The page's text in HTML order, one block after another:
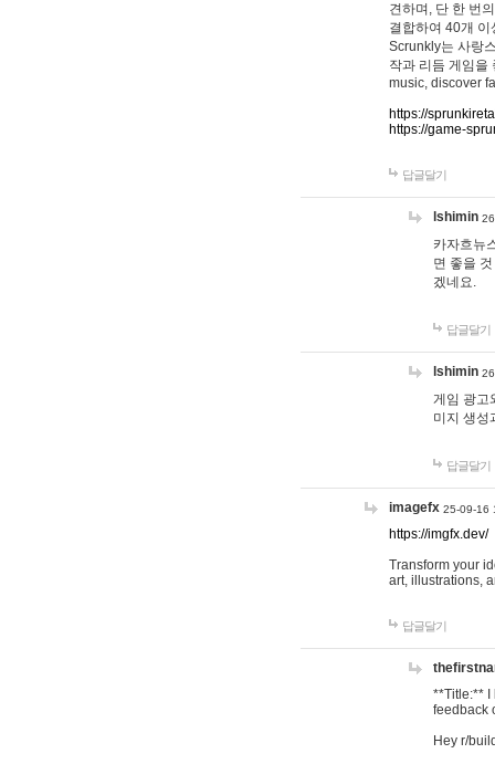
견하며, 단 한 번
결합하여 40개
Scrunkly는 사랑
작과 리듬 게임을
music, discover
https://
https://game-
답글달기
lshimin
카자흐뉴
면 좋을
겠네요.
답글달기
lshimin
게임 광고
미지 생성
답글달기
imagefx 25-09-16
https://imgfx.dev/
Transform your
art, illustrations,
답글달기
**Title:** I
feedback
Hey r/